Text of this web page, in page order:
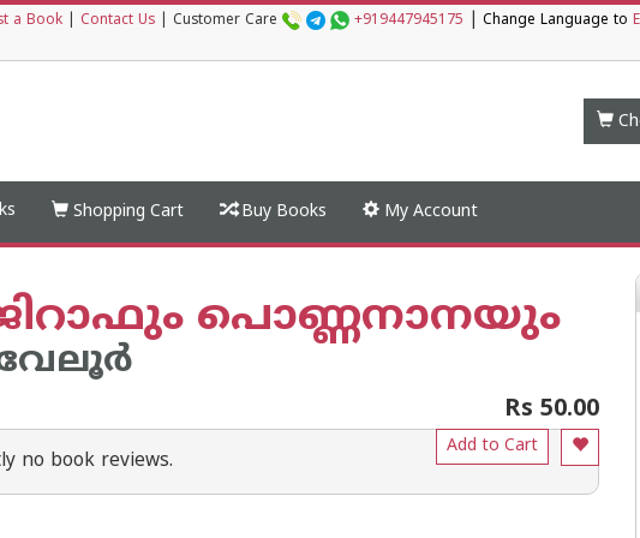
a Book Contact Us Customer Care +919447945175 Change Language to
Shopping Cart Buy Books My Account
ജിറാഫും പൊണ്ണനാനയും
Rs 50.00
Add to Cart
no book reviews.